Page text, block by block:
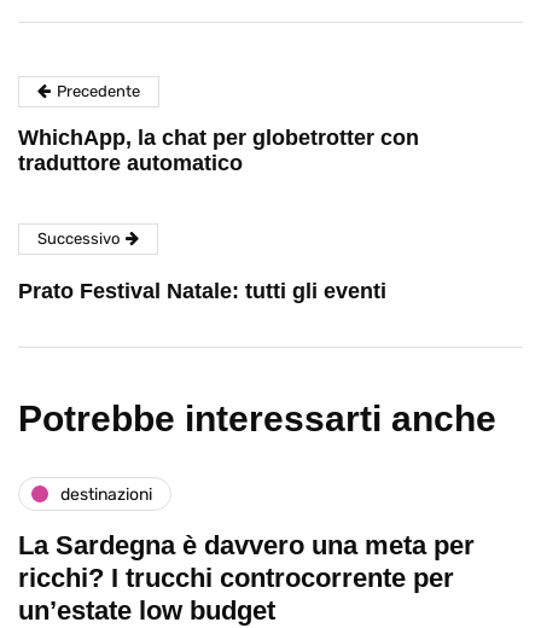
Precedente
WhichApp, la chat per globetrotter con
traduttore automatico
Successivo
Prato Festival Natale: tutti gli eventi
Potrebbe interessarti anche
destinazioni
La Sardegna è davvero una meta per
ricchi? I trucchi controcorrente per
un’estate low budget